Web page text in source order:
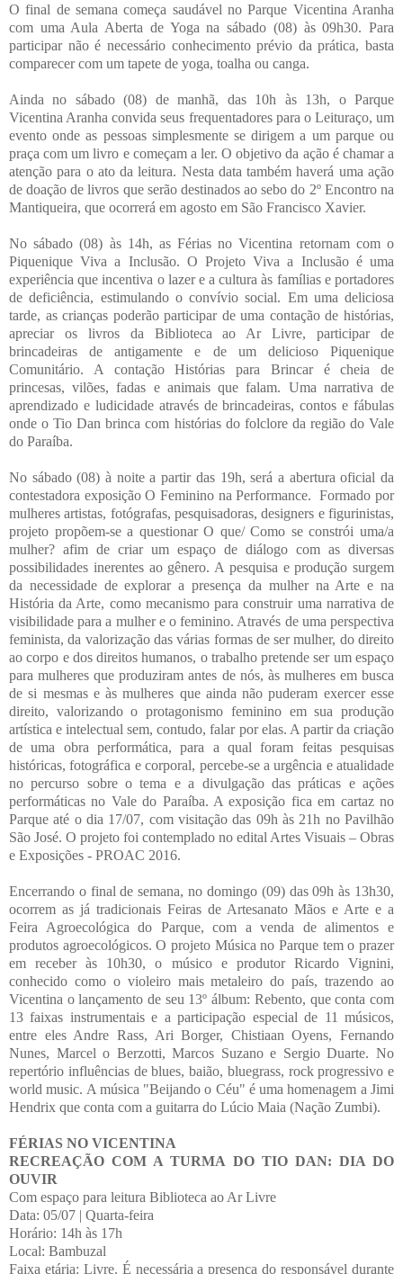
O final de semana começa saudável no Parque Vicentina Aranha
com uma Aula Aberta de Yoga na sábado (08) às 09h30. Para
participar não é necessário conhecimento prévio da prática, basta
comparecer com um tapete de yoga, toalha ou canga.
Ainda no sábado (08) de manhã, das 10h às 13h, o Parque
Vicentina Aranha convida seus frequentadores para o Leituraço, um
evento onde as pessoas simplesmente se dirigem a um parque ou
praça com um livro e começam a ler. O objetivo da ação é chamar a
atenção para o ato da leitura. Nesta data também haverá uma ação
de doação de livros que serão destinados ao sebo do 2º Encontro na
Mantiqueira, que ocorrerá em agosto em São Francisco Xavier.
No sábado (08) às 14h, as Férias no Vicentina retornam com o
Piquenique Viva a Inclusão. O Projeto Viva a Inclusão é uma
experiência que incentiva o lazer e a cultura às famílias e portadores
de deficiência, estimulando o convívio social. Em uma deliciosa
tarde, as crianças poderão participar de uma contação de histórias,
apreciar os livros da Biblioteca ao Ar Livre, participar de
brincadeiras de antigamente e de um delicioso Piquenique
Comunitário. A contação Histórias para Brincar é cheia de
princesas, vilões, fadas e animais que falam. Uma narrativa de
aprendizado e ludicidade através de brincadeiras, contos e fábulas
onde o Tio Dan brinca com histórias do folclore da região do Vale
do Paraíba.
No sábado (08) à noite a partir das 19h, será a abertura oficial da
contestadora exposição O Feminino na Performance. Formado por
mulheres artistas, fotógrafas, pesquisadoras, designers e figurinistas,
projeto propõem-se a questionar O que/ Como se constrói uma/a
mulher? afim de criar um espaço de diálogo com as diversas
possibilidades inerentes ao gênero. A pesquisa e produção surgem
da necessidade de explorar a presença da mulher na Arte e na
História da Arte, como mecanismo para construir uma narrativa de
visibilidade para a mulher e o feminino. Através de uma perspectiva
feminista, da valorização das várias formas de ser mulher, do direito
ao corpo e dos direitos humanos, o trabalho pretende ser um espaço
para mulheres que produziram antes de nós, às mulheres em busca
de si mesmas e às mulheres que ainda não puderam exercer esse
direito, valorizando o protagonismo feminino em sua produção
artística e intelectual sem, contudo, falar por elas. A partir da criação
de uma obra performática, para a qual foram feitas pesquisas
históricas, fotográfica e corporal, percebe-se a urgência e atualidade
no percurso sobre o tema e a divulgação das práticas e ações
performáticas no Vale do Paraíba. A exposição fica em cartaz no
Parque até o dia 17/07, com visitação das 09h às 21h no Pavilhão
São José. O projeto foi contemplado no edital Artes Visuais – Obras
e Exposições - PROAC 2016.
Encerrando o final de semana, no domingo (09) das 09h às 13h30,
ocorrem as já tradicionais Feiras de Artesanato Mãos e Arte e a
Feira Agroecológica do Parque, com a venda de alimentos e
produtos agroecológicos. O projeto Música no Parque tem o prazer
em receber às 10h30, o músico e produtor Ricardo Vignini,
conhecido como o violeiro mais metaleiro do país, trazendo ao
Vicentina o lançamento de seu 13º álbum: Rebento, que conta com
13 faixas instrumentais e a participação especial de 11 músicos,
entre eles Andre Rass, Ari Borger, Chistiaan Oyens, Fernando
Nunes, Marcel o Berzotti, Marcos Suzano e Sergio Duarte. No
repertório influências de blues, baião, bluegrass, rock progressivo e
world music. A música "Beijando o Céu" é uma homenagem a Jimi
Hendrix que conta com a guitarra do Lúcio Maia (Nação Zumbi).
FÉRIAS NO VICENTINA
RECREAÇÃO COM A TURMA DO TIO DAN: DIA DO
OUVIR
Com espaço para leitura Biblioteca ao Ar Livre
Data: 05/07 | Quarta-feira
Horário: 14h às 17h
Local: Bambuzal
Faixa etária: Livre. É necessária a presença do responsável durante